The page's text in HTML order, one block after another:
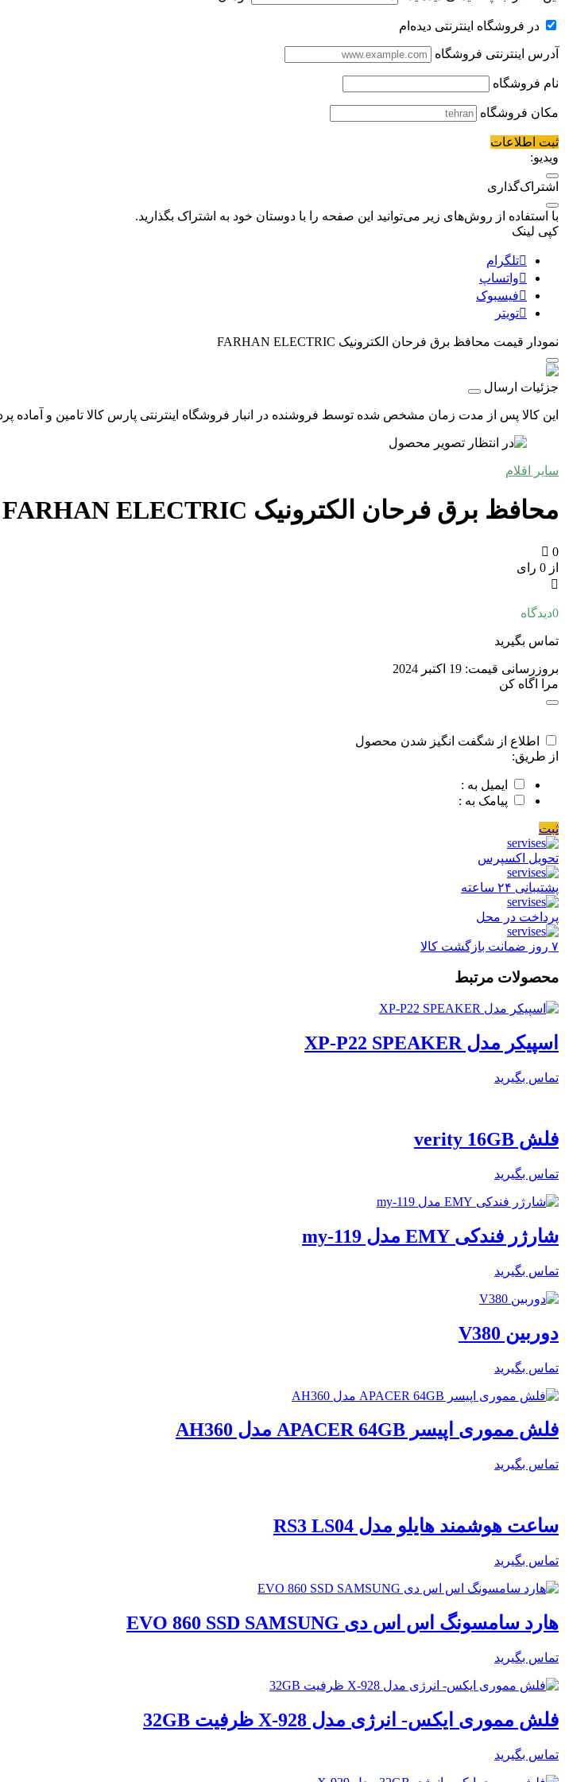
در فروشگاه اینترنتی دیده‌ام
آدرس اینترنتی فروشگاه
نام فروشگاه
مکان فروشگاه
ثبت اطلاعات
ویدیو:
اشتراک‌گذاری
با استفاده از روش‌های زیر می‌توانید این صفحه را با دوستان خود به اشتراک بگذارید.
کپی لینک
تلگرام
واتساپ
فیسبوک
تویتر
نمودار قیمت محافظ برق فرحان الکترونیک FARHAN ELECTRIC
جزئیات ارسال
این کالا پس از مدت زمان مشخص شده توسط فروشنده در انبار فروشگاه اینترنتی پارس کالا تامین و آماده
سایر اقلام
محافظ برق فرحان الکترونیک FARHAN ELECTRIC
0
از 0 رای
0دیدگاه
تماس بگیرید
بروزرسانی قیمت: 19 اکتبر 2024
مرا اگاه کن
اطلاع از شگفت انگیز شدن محصول
از طریق:
ایمیل به :
پیامک به :
ثبت
تحویل اکسپرس
پشتیبانی ۲۴ ساعته
پرداخت در محل
۷ روز ضمانت بازگشت کالا
محصولات مرتبط
اسپیکر مدل XP-P22 SPEAKER
تماس بگیرید
فلش verity 16GB
تماس بگیرید
شارژر فندکی EMY مدل my-119
تماس بگیرید
دوربین V380
تماس بگیرید
فلش مموری اپیسر APACER 64GB مدل AH360
تماس بگیرید
ساعت هوشمند هایلو مدل RS3 LS04
تماس بگیرید
هارد سامسونگ اس اس دی EVO 860 SSD SAMSUNG
تماس بگیرید
فلش مموری ایکس- انرژی مدل X-928 ظرفیت 32GB
تماس بگیرید